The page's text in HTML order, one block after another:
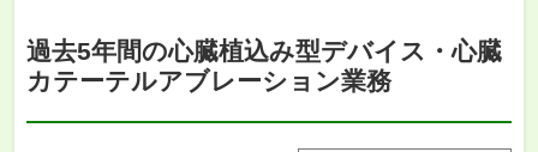
過去5年間の心臓植込み型デバイス・心臓
カテーテルアブレーション業務